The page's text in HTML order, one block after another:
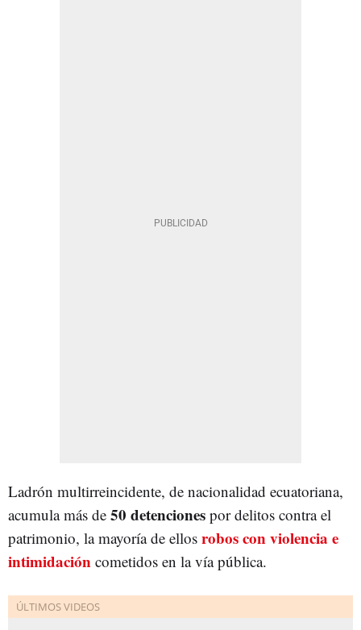
Ladrón multirreincidente, de nacionalidad ecuatoriana,
acumula más de 50 detenciones por delitos contra el
patrimonio, la mayoría de ellos robos con violencia e
intimidación cometidos en la vía pública.